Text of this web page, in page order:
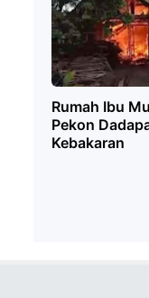
Rumah Ibu
Pekon
Kebakaran